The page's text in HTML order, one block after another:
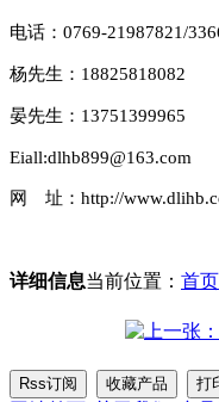
电话：0769-21987821/
杨先生：18825818082
晏先生：13751399965
Eiall:dlhb899@163.com
网 址：http://
详细信息当前位置： 首页